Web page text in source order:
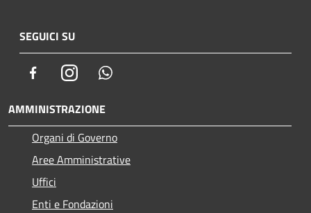
SEGUICI SU
FacebookInstagram
AMMINISTRAZIONE
Organi di Governo
Aree Amministrative
Uffici
Enti e Fondazioni